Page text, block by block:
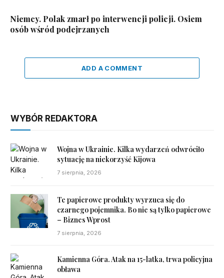
Niemcy. Polak zmarł po interwencji policji. Osiem
osób wśród podejrzanych
ADD A COMMENT
WYBÓR REDAKTORA
Wojna w Ukrainie. Kilka wydarzeń odwróciło
sytuację na niekorzyść Kijowa
7 sierpnia, 2026
Te papierowe produkty wyrzuca się do
czarnego pojemnika. Bo nie są tylko papierowe
– Biznes Wprost
7 sierpnia, 2026
Kamienna Góra. Atak na 15-latka, trwa policyjna
obława